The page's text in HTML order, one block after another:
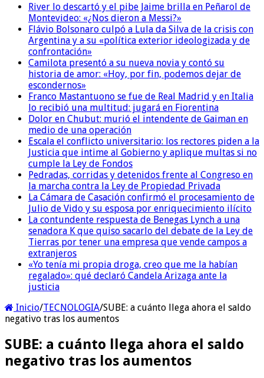
River lo descartó y el pibe Jaime brilla en Peñarol de
Montevideo: «¿Nos dieron a Messi?»
Flávio Bolsonaro culpó a Lula da Silva de la crisis con
Argentina y a su «política exterior ideologizada y de
confrontación»
Camilota presentó a su nueva novia y contó su
historia de amor: «Hoy, por fin, podemos dejar de
escondernos»
Franco Mastantuono se fue de Real Madrid y en Italia
lo recibió una multitud: jugará en Fiorentina
Dolor en Chubut: murió el intendente de Gaiman en
medio de una operación
Escala el conflicto universitario: los rectores piden a la
Justicia que intime al Gobierno y aplique multas si no
cumple la Ley de Fondos
Pedradas, corridas y detenidos frente al Congreso en
la marcha contra la Ley de Propiedad Privada
La Cámara de Casación confirmó el procesamiento de
Julio de Vido y su esposa por enriquecimiento ilícito
La contundente respuesta de Benegas Lynch a una
senadora K que quiso sacarlo del debate de la Ley de
Tierras por tener una empresa que vende campos a
extranjeros
«Yo tenía mi propia droga, creo que me la habían
regalado»: qué declaró Candela Arizaga ante la
justicia
Inicio/TECNOLOGIA/SUBE: a cuánto llega ahora el saldo
negativo tras los aumentos
SUBE: a cuánto llega ahora el saldo
negativo tras los aumentos